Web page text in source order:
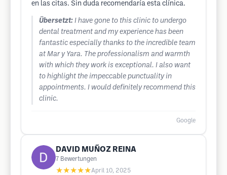
en las citas. Sin duda recomendaría esta clínica.
Übersetzt: I have gone to this clinic to undergo
dental treatment and my experience has been
fantastic especially thanks to the incredible team
at Mar y Yara. The professionalism and warmth
with which they work is exceptional. I also want
to highlight the impeccable punctuality in
appointments. I would definitely recommend this
clinic.
Google
DAVID MUÑOZ REINA
7 Bewertungen
★★★★★April 10, 2025